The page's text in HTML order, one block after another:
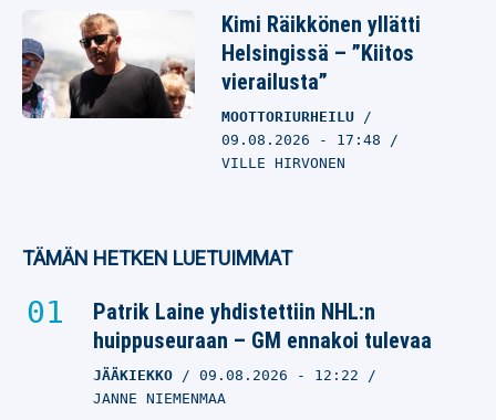
Kimi Räikkönen yllätti
Helsingissä – ”Kiitos
vierailusta”
MOOTTORIURHEILU
09.08.2026 - 17:48
VILLE HIRVONEN
TÄMÄN HETKEN LUETUIMMAT
Patrik Laine yhdistettiin NHL:n
huippuseuraan – GM ennakoi tulevaa
JÄÄKIEKKO 09.08.2026 - 12:22
JANNE NIEMENMAA